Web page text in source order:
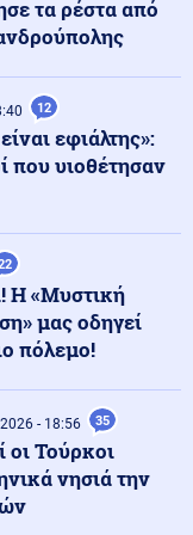
στη Σίνδο
Ελβετία με τη νέα
Πόσο κοστίζει μια
επίπεδο
τα ρέστα από
12
εφιάλτης»:
που υιοθέτησαν
Η «Μυστική
μας οδηγεί
πόλεμο!
- 18:56 35
Τούρκοι
νησιά την